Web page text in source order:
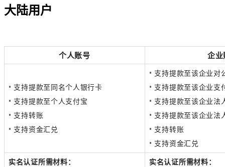
大陆用户
个人账号 企
• 支持提款至同名个人银行卡
• 支持提款至个人支付宝
• 支持转账
• 支持资金汇兑
• 支持提款至该企业对
• 支持提款至该企业支
• 支持提款至该企业法
• 支持提款至该企业法
• 支持转账
• 支持资金汇兑
实名认证所需材料：
实名认证所需材料：